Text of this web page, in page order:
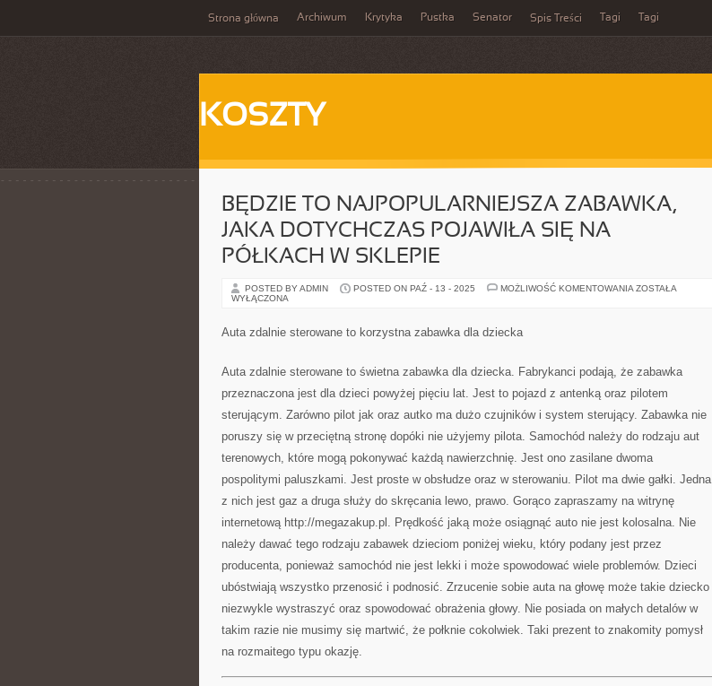
Strona główna Archiwum Krytyka Pustka Senator Spis Treści Tagi Tagi
KOSZTY
BĘDZIE TO NAJPOPULARNIEJSZA ZABAWKA,
JAKA DOTYCHCZAS POJAWIŁA SIĘ NA
PÓŁKACH W SKLEPIE
POSTED BY ADMIN POSTED ON PAŹ - 13 - 2025 MOŻLIWOŚĆ KOMENTOWANIA BĘDZIE
PÓŁKACH
SKLEPIE
ZOSTAŁA
WYŁĄCZONA
Auta zdalnie sterowane to korzystna zabawka dla dziecka
Auta zdalnie sterowane to świetna zabawka dla dziecka. Fabrykanci podają, że zabawka
przeznaczona jest dla dzieci powyżej pięciu lat. Jest to pojazd z antenką oraz pilotem
sterującym. Zarówno pilot jak oraz autko ma dużo czujników i system sterujący. Zabawka nie
poruszy się w przeciętną stronę dopóki nie użyjemy pilota. Samochód należy do rodzaju aut
terenowych, które mogą pokonywać każdą nawierzchnię. Jest ono zasilane dwoma
pospolitymi paluszkami. Jest proste w obsłudze oraz w sterowaniu. Pilot ma dwie gałki. Jedna
z nich jest gaz a druga służy do skręcania lewo, prawo. Gorąco zapraszamy na witrynę
internetową http://megazakup.pl. Prędkość jaką może osiągnąć auto nie jest kolosalna. Nie
należy dawać tego rodzaju zabawek dzieciom poniżej wieku, który podany jest przez
producenta, ponieważ samochód nie jest lekki i może spowodować wiele problemów. Dzieci
ubóstwiają wszystko przenosić i podnosić. Zrzucenie sobie auta na głowę może takie dziecko
niezwykle wystraszyć oraz spowodować obrażenia głowy. Nie posiada on małych detalów w
takim razie nie musimy się martwić, że połknie cokolwiek. Taki prezent to znakomity pomysł
na rozmaitego typu okazję.